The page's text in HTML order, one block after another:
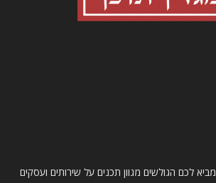
מגזין תוכן luckydeal מביא לכם הגולשים מגוון תכנים על שירותים ועסקים